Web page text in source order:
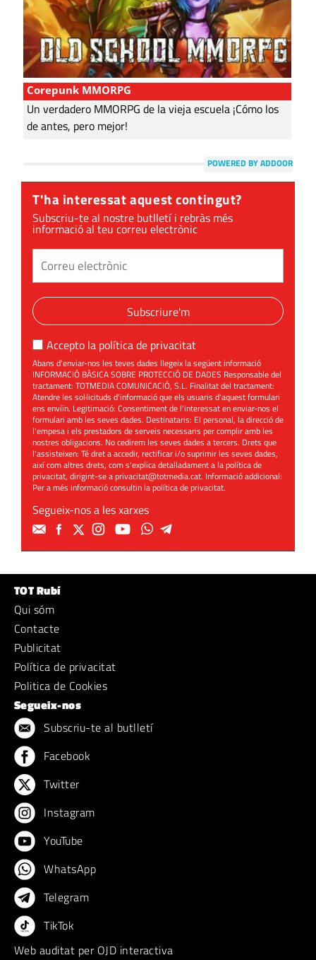
Corepunk MMORPG
Un verdadero MMORPG de la vieja escuela ¡Cómo los
de antes, pero mejor!
POWERED BY ADDOOR
T'ha interessat aquest contingut?
Subscriu-te al nostre butlletí i rebràs més
informació al teu correu electrònic
Subscriure'm
Accepto la política de privacitat
Abans d'enviar-nos les teves dades llegeix la següent informació
INFORMACIÓ BÀSICA SOBRE PROTECCIÓ DE DADES Responsable del
tractament: TOTMEDIA COMUNICACIÓ, S.L. Finalitat del tractament:
Atendre les sol·licituds d'informació que els usuaris d'aquest formulari
ens enviïn. Legitimació: Consentiment de l'interessat en enviar-nos el
formulari amb les seves dades. Destinataris: El personal, la direcció de
l'empesa i els prestadors de serveis necessaris per complir amb les
nostres obligacions. No cedirem les seves dades a tercers. Drets que
l'assisteixen: Té dret a accedir, rectificar i/o suprimir les seves dades,
així com altres drets, com s'explica detalladament a la política de
privacitat, dirigint-se aprivacitat@totmedia.cat. Informació addicional:
Per a més informació consultin lapolítica de privacitat.
Segueix-nos a les xarxes
TOT Rubí
Qui sóm
Contacte
Publicitat
Política de privacitat
Politica de Cookies
Segueix-nos
Subscriu-te al butlletí
Facebook
Twitter
Instagram
YouTube
WhatsApp
Telegram
TikTok
Web auditat per OJD interactiva